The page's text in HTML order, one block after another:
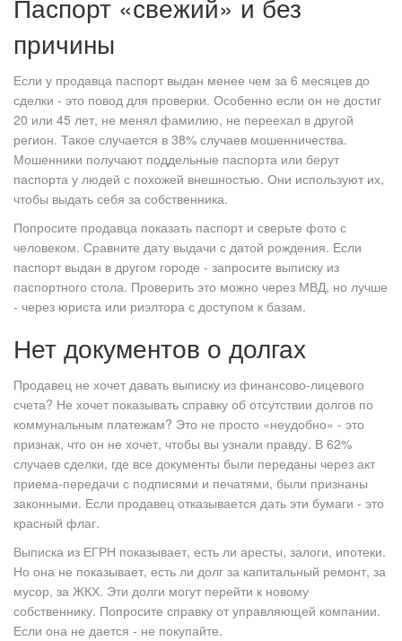
Паспорт «свежий» и без
причины
Если у продавца паспорт выдан менее чем за 6 месяцев до
сделки - это повод для проверки. Особенно если он не достиг
20 или 45 лет, не менял фамилию, не переехал в другой
регион. Такое случается в 38% случаев мошенничества.
Мошенники получают поддельные паспорта или берут
паспорта у людей с похожей внешностью. Они используют их,
чтобы выдать себя за собственника.
Попросите продавца показать паспорт и сверьте фото с
человеком. Сравните дату выдачи с датой рождения. Если
паспорт выдан в другом городе - запросите выписку из
паспортного стола. Проверить это можно через МВД, но лучше
- через юриста или риэлтора с доступом к базам.
Нет документов о долгах
Продавец не хочет давать выписку из финансово-лицевого
счета? Не хочет показывать справку об отсутствии долгов по
коммунальным платежам? Это не просто «неудобно» - это
признак, что он не хочет, чтобы вы узнали правду. В 62%
случаев сделки, где все документы были переданы через акт
приема-передачи с подписями и печатями, были признаны
законными. Если продавец отказывается дать эти бумаги - это
красный флаг.
Выписка из ЕГРН показывает, есть ли аресты, залоги, ипотеки.
Но она не показывает, есть ли долг за капитальный ремонт, за
мусор, за ЖКХ. Эти долги могут перейти к новому
собственнику. Попросите справку от управляющей компании.
Если она не дается - не покупайте.